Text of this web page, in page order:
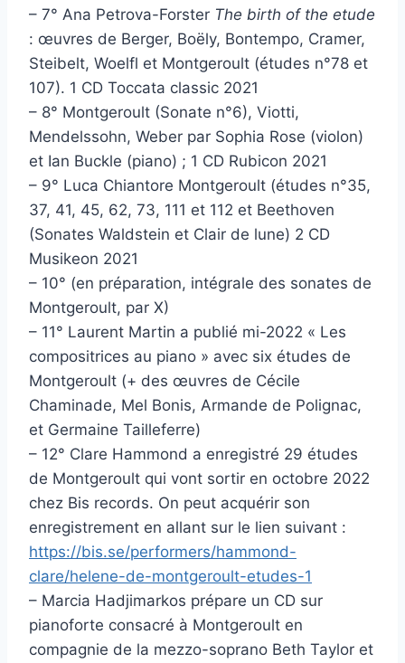
– 7° Ana Petrova-Forster The birth of the etude
: œuvres de Berger, Boëly, Bontempo, Cramer,
Steibelt, Woelfl et Montgeroult (études n°78 et
107). 1 CD Toccata classic 2021
– 8° Montgeroult (Sonate n°6), Viotti,
Mendelssohn, Weber par Sophia Rose (violon)
et Ian Buckle (piano) ; 1 CD Rubicon 2021
– 9° Luca Chiantore Montgeroult (études n°35,
37, 41, 45, 62, 73, 111 et 112 et Beethoven
(Sonates Waldstein et Clair de lune) 2 CD
Musikeon 2021
– 10° (en préparation, intégrale des sonates de
Montgeroult, par X)
– 11° Laurent Martin a publié mi-2022 « Les
compositrices au piano » avec six études de
Montgeroult (+ des œuvres de Cécile
Chaminade, Mel Bonis, Armande de Polignac,
et Germaine Tailleferre)
– 12° Clare Hammond a enregistré 29 études
de Montgeroult qui vont sortir en octobre 2022
chez Bis records. On peut acquérir son
enregistrement en allant sur le lien suivant :
https://bis.se/performers/hammond-
clare/helene-de-montgeroult-etudes-1
– Marcia Hadjimarkos prépare un CD sur
pianoforte consacré à Montgeroult en
compagnie de la mezzo-soprano Beth Taylor et